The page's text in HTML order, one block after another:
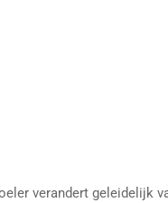
verandert geleidelijk